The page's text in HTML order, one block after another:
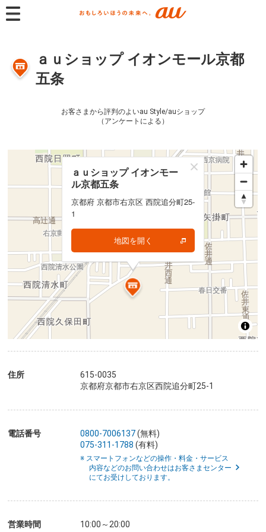
ａｕショップ イオンモール京都
五条
お客さまから評判のよいau Style/auショップ
（アンケートによる）
ａｕショップ イオンモー
ル京都五条
京都府 京都市右京区 西院追分町25-
1
地図を開く
ａｕショップ イオンモー
ル京都五条
京都府 京都市右京区 西院追分町25-
1
地図を開く
住所
615-0035
京都府京都市右京区西院追分町25-1
電話番号 0800-7006137(無料)
075-311-1788 (有料)
※ スマートフォンなどの操作・料金・サービス
内容などのお問い合わせはお客さまセンター
にてお受けしております。
営業時間 10:00～20:00